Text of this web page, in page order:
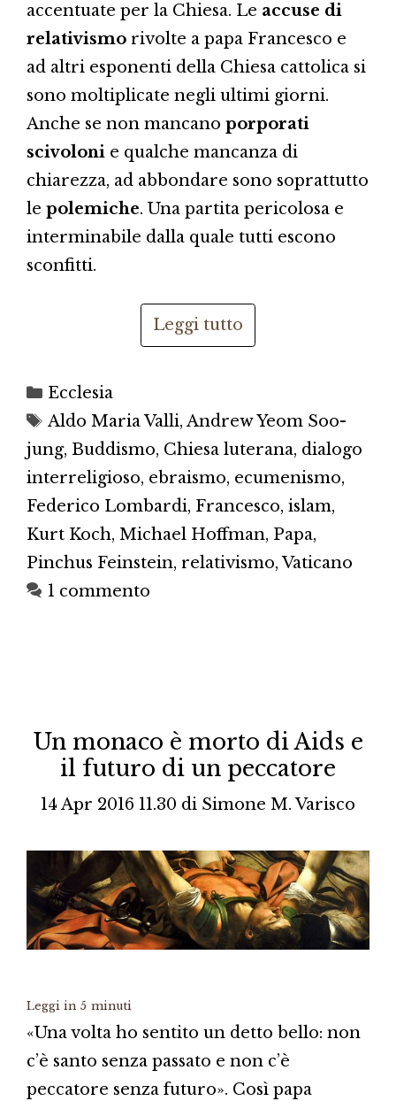
accentuate per la Chiesa. Le accuse di
relativismo rivolte a papa Francesco e
ad altri esponenti della Chiesa cattolica si
sono moltiplicate negli ultimi giorni.
Anche se non mancano porporati
scivoloni e qualche mancanza di
chiarezza, ad abbondare sono soprattutto
le polemiche. Una partita pericolosa e
interminabile dalla quale tutti escono
sconfitti.
Leggi tutto
Categorie
Ecclesia
Tag
Aldo Maria Valli, Andrew Yeom Soo-
jung, Buddismo, Chiesa luterana, dialogo
interreligioso, ebraismo, ecumenismo,
Federico Lombardi, Francesco, islam,
Kurt Koch, Michael Hoffman, Papa,
Pinchus Feinstein, relativismo,Vaticano
1 commento
Un monaco è morto di Aids e
il futuro di un peccatore
14 Apr 2016 11.30 di Simone M. Varisco
Leggi in 5 minuti
«Una volta ho sentito un detto bello: non
c’è santo senza passato e non c’è
peccatore senza futuro». Così papa